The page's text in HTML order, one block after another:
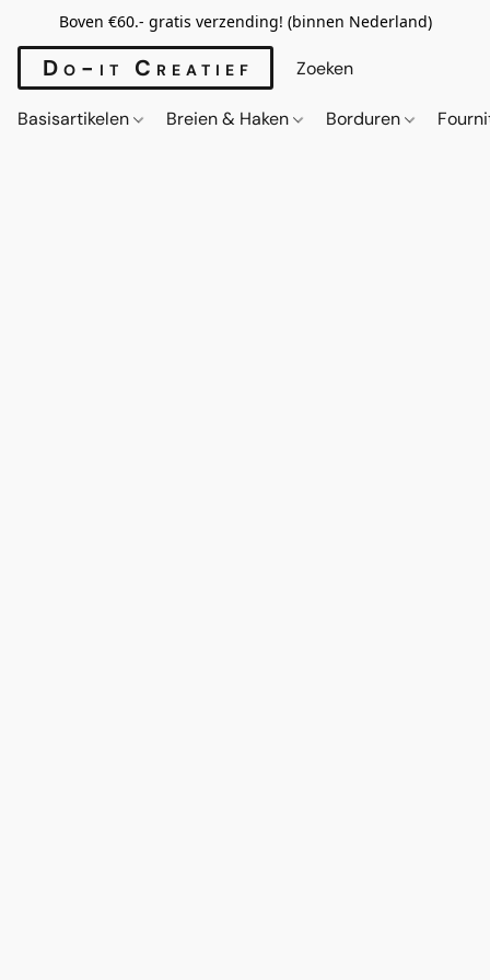
Boven €60.- gratis verzending! (binnen Nederland)
Do-it Creatief
Basisartikelen Breien & Haken Borduren